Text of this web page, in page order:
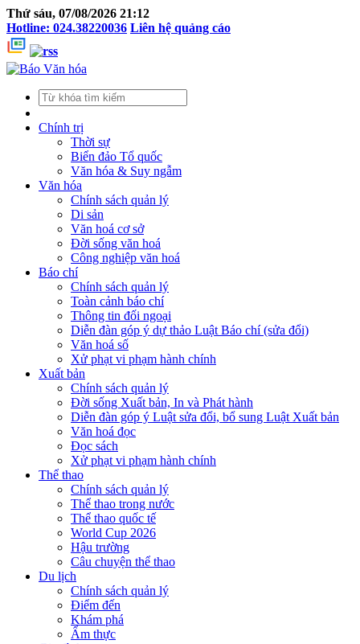
Thứ sáu, 07/08/2026 21:12
Hotline: 024.38220036 Liên hệ quảng cáo
Chính trị
Thời sự
Biển đảo Tổ quốc
Văn hóa & Suy ngẫm
Văn hóa
Chính sách quản lý
Di sản
Văn hoá cơ sở
Đời sống văn hoá
Công nghiệp văn hoá
Báo chí
Chính sách quản lý
Toàn cảnh báo chí
Thông tin đối ngoại
Diễn đàn góp ý dự thảo Luật Báo chí (sửa đổi)
Văn hoá số
Xử phạt vi phạm hành chính
Xuất bản
Chính sách quản lý
Đời sống Xuất bản, In và Phát hành
Diễn đàn góp ý Luật sửa đổi, bổ sung Luật Xuất bản
Văn hoá đọc
Đọc sách
Xử phạt vi phạm hành chính
Thể thao
Chính sách quản lý
Thể thao trong nước
Thể thao quốc tế
World Cup 2026
Hậu trường
Câu chuyện thể thao
Du lịch
Chính sách quản lý
Điểm đến
Khám phá
Ẩm thực